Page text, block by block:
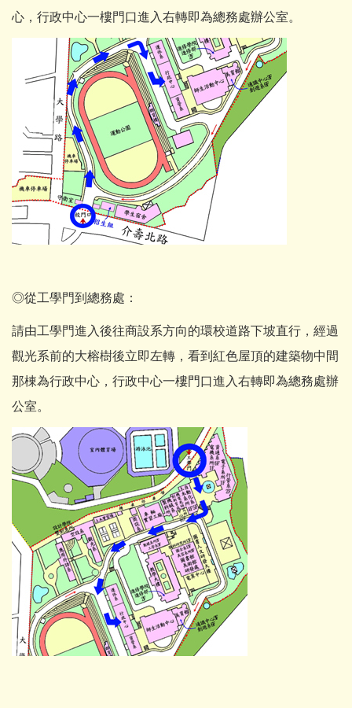
心，行政中心一樓門口進入右轉即為總務處辦公室。
◎從工學門到總務處：
請由工學門進入後往商設系方向的環校道路下坡直行，經過
觀光系前的大榕樹後立即左轉，看到紅色屋頂的建築物中間
那棟為行政中心，行政中心一樓門口進入右轉即為總務處辦
公室。